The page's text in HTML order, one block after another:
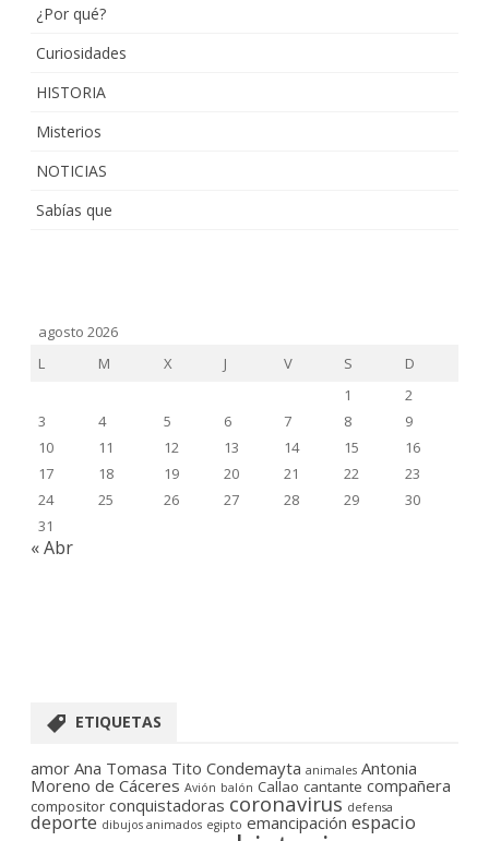
¿Por qué?
Curiosidades
HISTORIA
Misterios
NOTICIAS
Sabías que
agosto 2026
L
M X J V S
D
1
2
3
4 5 6 7 8
9
10
11 12 13 14 15
16
17
18 19 20 21 22
23
24
25 26 27 28 29
30
31
« Abr
ETIQUETAS
amor Ana Tomasa Tito Condemayta animales Antonia
Moreno de Cáceres Avión balón Callao cantante compañera
compositor conquistadoras coronavirus defensa
deporte dibujos animados egipto emancipación espacio